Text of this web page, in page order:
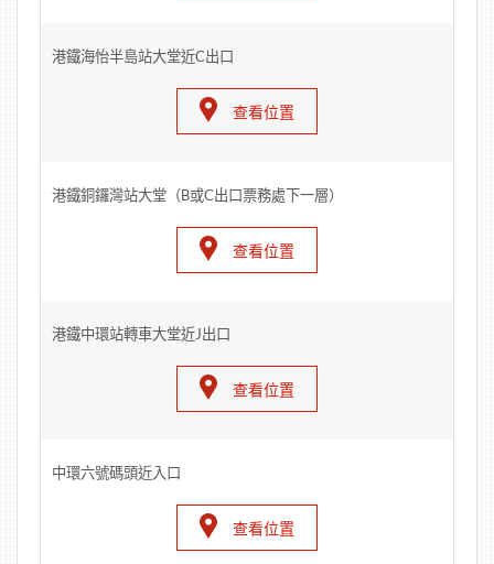
港鐵海怡半島站大堂近C出口
查看位置
港鐵銅鑼灣站大堂（B或C出口票務處下一層）
查看位置
港鐵中環站轉車大堂近J出口
查看位置
中環六號碼頭近入口
查看位置